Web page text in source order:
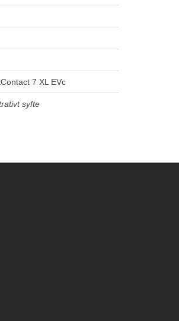
7 XL EVc
syfte